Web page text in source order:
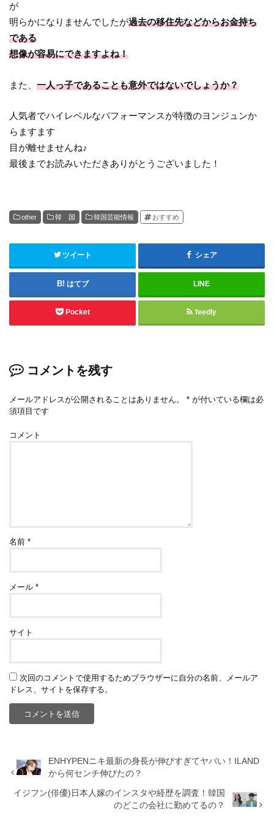
が
明らかになりませんでしたが過去の移住先などからお金持ち
である
想像が容易にできますよね！
また、一人っ子であることも意外ではないでしょうか？
人気者でハイレベルなパフォーマンスが特徴のヨンジュンか
らますます
目が離せませんね♪
最後までお読みいただきありがとうございました！
other 韓 国 韓国芸能情報 おすすめ
ツイート シェア
はてブ LINE
Pocket feedly
コメントを残す
メールアドレスが公開されることはありません。 * が付いている欄は必
須項目です
コメント
名前*
メール*
サイト
次回のコメントで使用するためブラウザーに自分の名前、メールア
ドレス、サイトを保存する。
ENHYPENニキ最新の身長が伸びすぎてヤバい！ILAND
から何センチ伸びたの？
イジフン(俳優)日本人嫁のインスタや経歴を調査！韓国
のどこの会社に勤めてるの？